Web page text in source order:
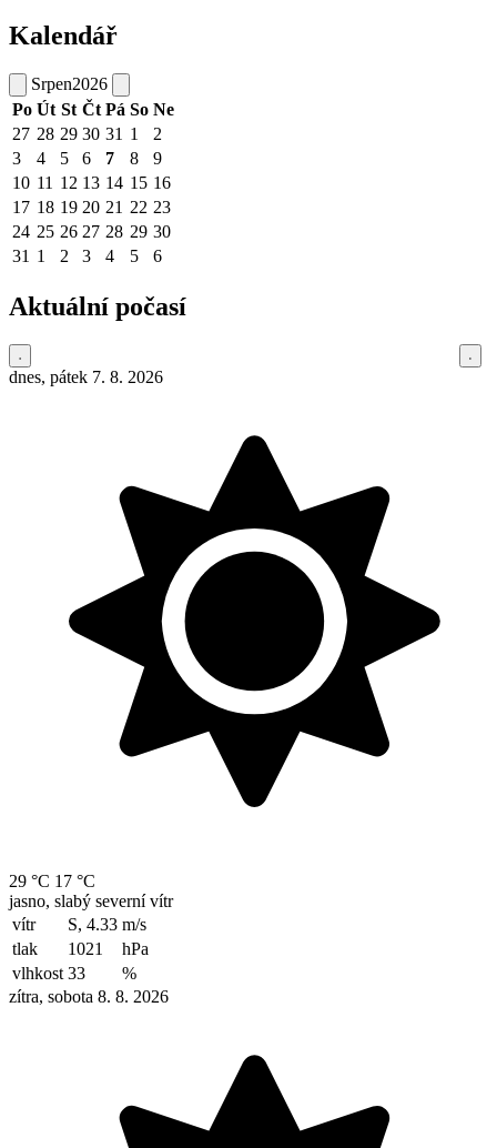
Kalendář
Srpen2026
Po Út St Čt Pá So Ne
27 28 29 30 31 1
2
3
4 5 6 7 8
9
10 11 12 13 14 15 16
17 18 19 20 21 22 23
24 25 26 27 28 29 30
31 1 2 3 4 5 6
Aktuální počasí
dnes, pátek 7. 8. 2026
29 °C 17 °C
jasno, slabý severní vítr
vítr
S, 4.33 m/s
tlak
1021
hPa
vlhkost 33
%
zítra, sobota 8. 8. 2026